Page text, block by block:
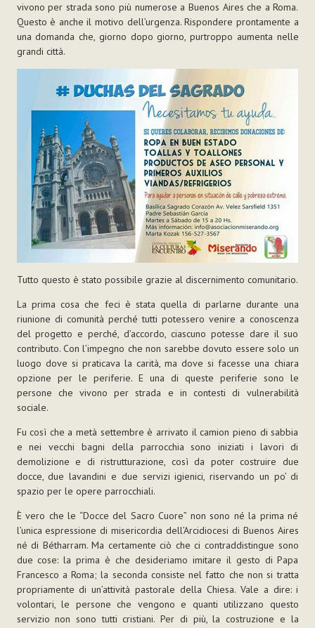
vivono per strada sono più numerose a Buenos Aires che a Roma.
Questo è anche il motivo dell’urgenza. Rispondere prontamente a
una domanda che, giorno dopo giorno, purtroppo aumenta nelle
grandi città.
Tutto questo è stato possibile grazie al discernimento comunitario.
La prima cosa che feci è stata quella di parlarne durante una
riunione di comunità perché tutti potessero venire a conoscenza
del progetto e perché, d’accordo, ciascuno potesse dare il suo
contributo. Con l’impegno che non sarebbe dovuto essere solo un
luogo dove si praticava la carità, ma dove si facesse una chiara
opzione per le periferie. E una di queste periferie sono le
persone che vivono per strada e in contesti di vulnerabilità
sociale.
Fu così che a metà settembre è arrivato il camion pieno di sabbia
e nei vecchi bagni della parrocchia sono iniziati i lavori di
demolizione e di ristrutturazione, così da poter costruire due
docce, due lavandini e due servizi igienici, riservando un po’ di
spazio per le opere parrocchiali.
È vero che le “Docce del Sacro Cuore” non sono né la prima né
l’unica espressione di misericordia dell’Arcidiocesi di Buenos Aires
né di Bétharram. Ma certamente ciò che ci contraddistingue sono
due cose: la prima è che desideriamo imitare il gesto di Papa
Francesco a Roma; la seconda consiste nel fatto che non si tratta
propriamente di un’attività pastorale della Chiesa. Vale a dire: i
volontari, le persone che vengono e quanti utilizzano questo
servizio non sono tutti cristiani. Per di più, la costruzione e la